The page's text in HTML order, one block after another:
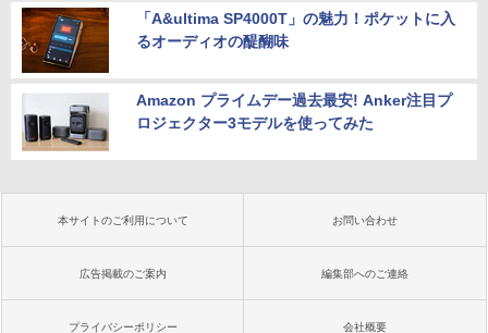
「A&ultima SP4000T」の魅力！ポケットに入
るオーディオの醍醐味
Amazon プライムデー過去最安! Anker注目プ
ロジェクター3モデルを使ってみた
本サイトのご利用について お問い合わせ
広告掲載のご案内 編集部へのご連絡
プライバシーポリシー 会社概要